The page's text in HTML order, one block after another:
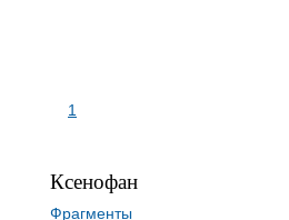
1
Ксенофан
Фрагменты